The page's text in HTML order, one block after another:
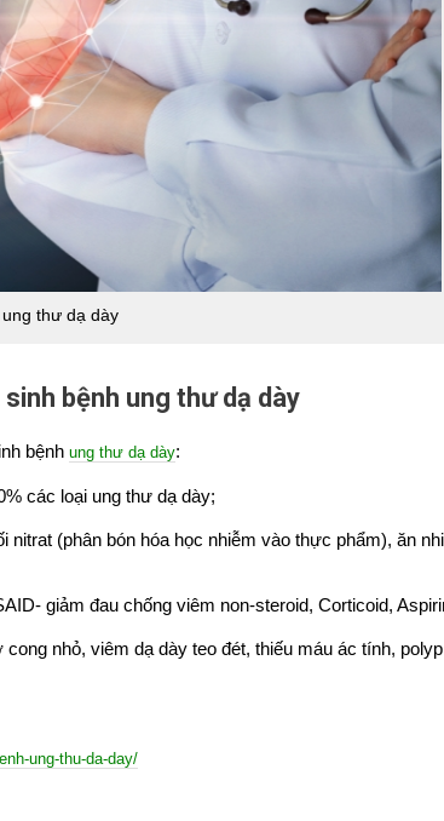
thư dạ dày
bệnh ung thư dạ dày
bệnh ung thư dạ dày:
các loại ung thư dạ dày;
(phân bón hóa học nhiễm vào thực phẩm), ăn
giảm đau chống viêm non-steroid, Corticoid,
nhỏ, viêm dạ dày teo đét, thiếu máu ác tính, polyp
ung-thu-da-day/